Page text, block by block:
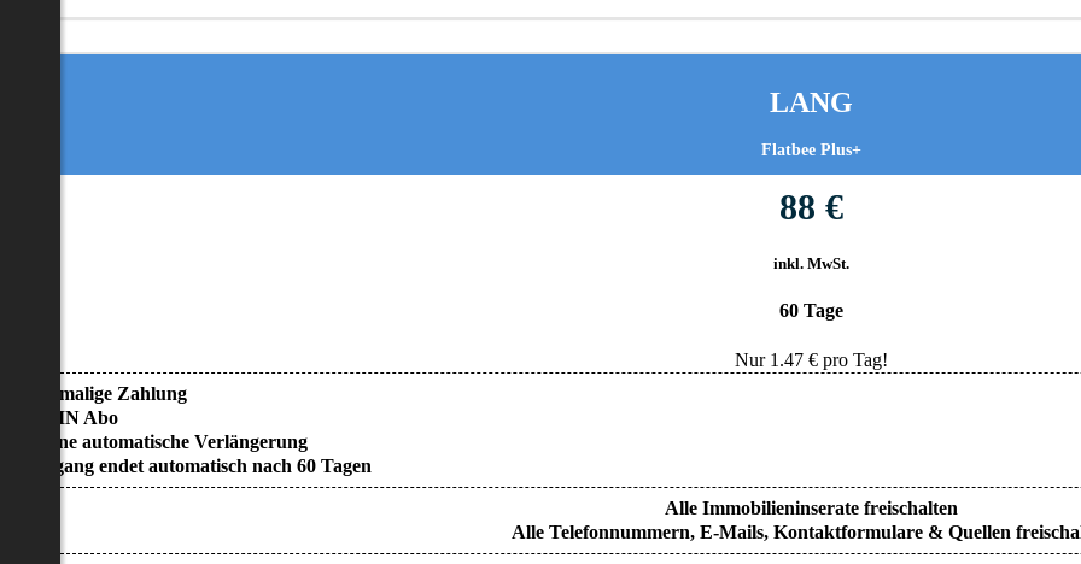
LANG
Flatbee Plus+
88 €
inkl. MwSt.
60 Tage
Nur 1.47€ pro Tag!
• Einmalige Zahlung
• KEIN Abo
• Keine automatische Verlängerung
• Zugang endet automatisch nach 60 Tagen
Alle Immobilieninserate freischalten
Alle Telefonnummern, E-Mails, Kontaktformulare & Quellen